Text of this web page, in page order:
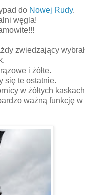
do Nowej Rudy.
węgla!
zwiedzający wybrał
i żółte.
się te ostatnie.
w żółtych kaskach
ważną funkcję w